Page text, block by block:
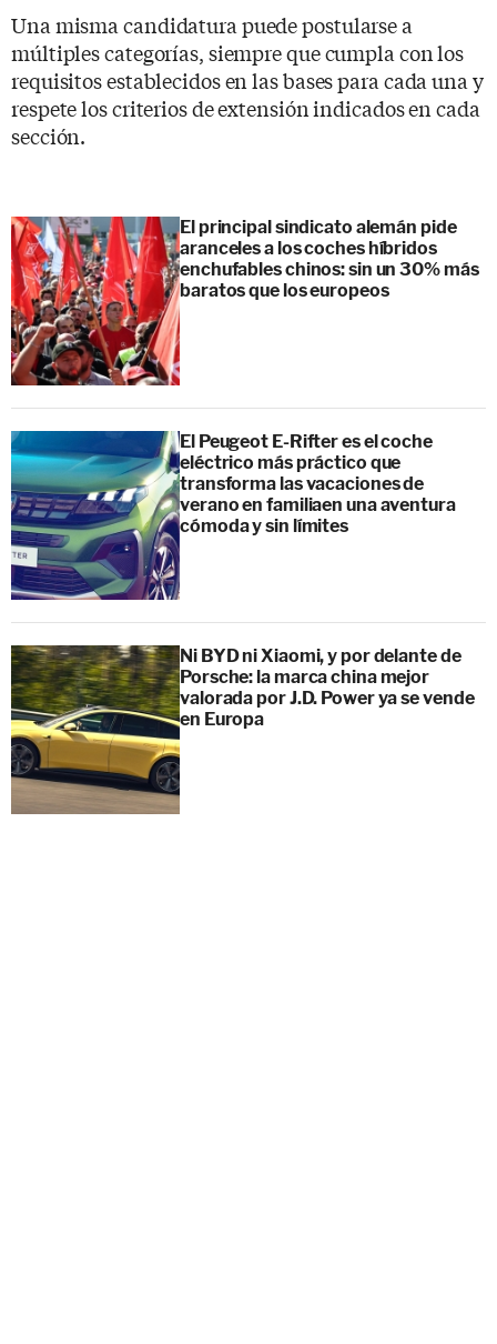
Una misma candidatura puede postularse a
múltiples categorías, siempre que cumpla con los
requisitos establecidos en las bases para cada una y
respete los criterios de extensión indicados en cada
sección.
El principal sindicato alemán pide
aranceles a los coches híbridos
enchufables chinos: sin un 30% más
baratos que los europeos
El Peugeot E-Rifter es el coche
eléctrico más práctico que
transforma las vacaciones de
verano en familiaen una aventura
cómoda y sin límites
Ni BYD ni Xiaomi, y por delante de
Porsche: la marca china mejor
valorada por J.D. Power ya se vende
en Europa